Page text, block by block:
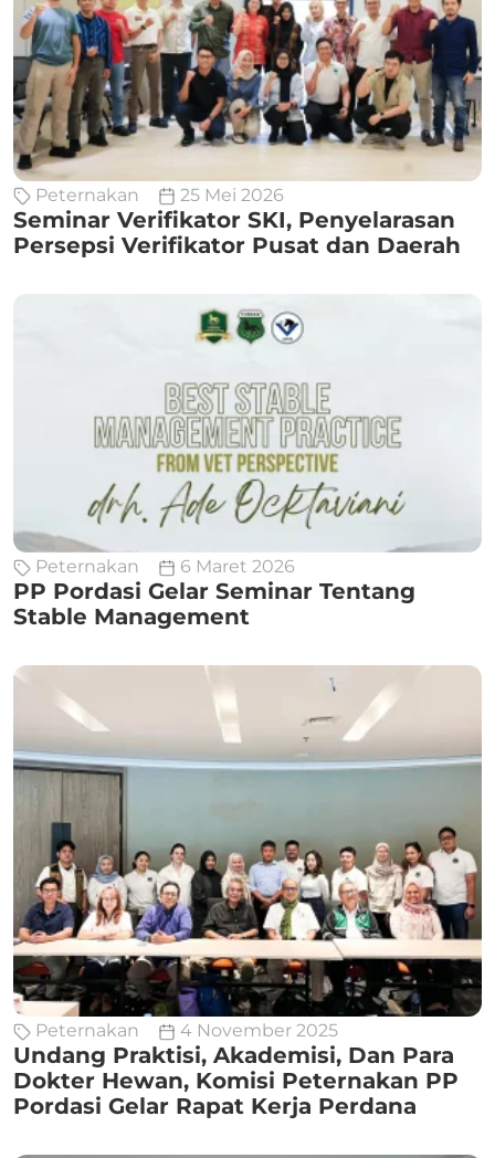
Peternakan 25 Mei 2026
Seminar Verifikator SKI, Penyelarasan
Persepsi Verifikator Pusat dan Daerah
Peternakan 6 Maret 2026
PP Pordasi Gelar Seminar Tentang
Stable Management
Peternakan 4 November 2025
Undang Praktisi, Akademisi, Dan Para
Dokter Hewan, Komisi Peternakan PP
Pordasi Gelar Rapat Kerja Perdana